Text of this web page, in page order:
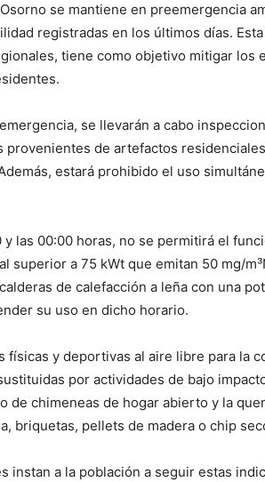
se mantiene en preemergencia
registradas en los últimos días.
tiene como objetivo mitigar los
se llevarán a cabo
provenientes de artefactos
estará prohibido el uso
y las 00:00 horas, no se permitirá el
superior a 75 kWt que emitan 50 mg/
de calefacción a leña con una
su uso en dicho horario.
físicas y deportivas al aire libre para la
por actividades de bajo
de chimeneas de hogar abierto y la
briquetas, pellets de madera o chip
instan a la población a seguir estas